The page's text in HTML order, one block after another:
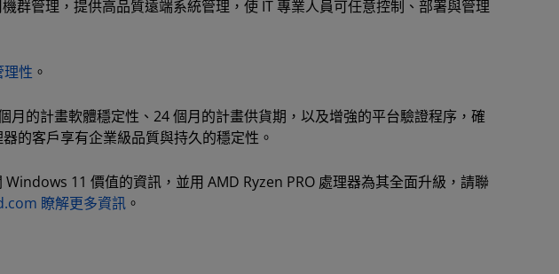
群管理，提供高品質遠端系統管理，使 IT 專業人員可任意控制、部署與管理
理性 。
月的計畫軟體穩定性、24 個月的計畫供貨期，以及增強的平台驗證程序，確
的客戶享有企業級品質與持久的穩定性。
11 價值的資訊，並用 AMD Ryzen PRO 處理器為其全面升級，請聯
瞭解更多資訊 。